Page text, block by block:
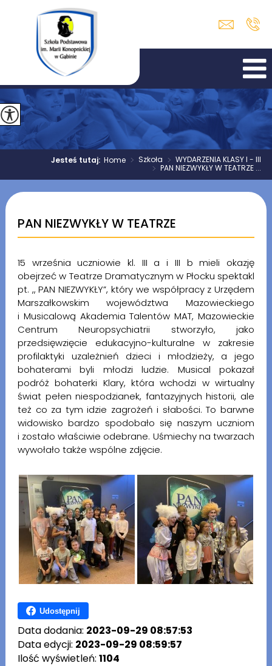
Jesteś tutaj:Home > Szkoła > WYDARZENIA KLASY I - III
> PAN NIEZWYKŁY W TEATRZE ...
PAN NIEZWYKŁY W TEATRZE
15 września uczniowie kl. III a i III b mieli okazję
obejrzeć w Teatrze Dramatycznym w Płocku spektakl
pt. ,, PAN NIEZWYKŁY”, który we współpracy z Urzędem
Marszałkowskim województwa Mazowieckiego
i Musicalową Akademia Talentów MAT, Mazowieckie
Centrum Neuropsychiatrii stworzyło, jako
przedsięwzięcie edukacyjno-kulturalne w zakresie
profilaktyki uzależnień dzieci i młodzieży, a jego
bohaterami byli młodzi ludzie. Musical pokazał
podróż bohaterki Klary, która wchodzi w wirtualny
świat pełen niespodzianek, fantazyjnych historii, ale
też co za tym idzie zagrożeń i słabości. To barwne
widowisko bardzo spodobało się naszym uczniom
i zostało właściwie odebrane. Uśmiechy na twarzach
wywołało także wspólne zdjęcie.
Udostępnij
Data dodania: 2023-09-29 08:57:53
Data edycji: 2023-09-29 08:59:57
Ilość wyświetleń: 1104